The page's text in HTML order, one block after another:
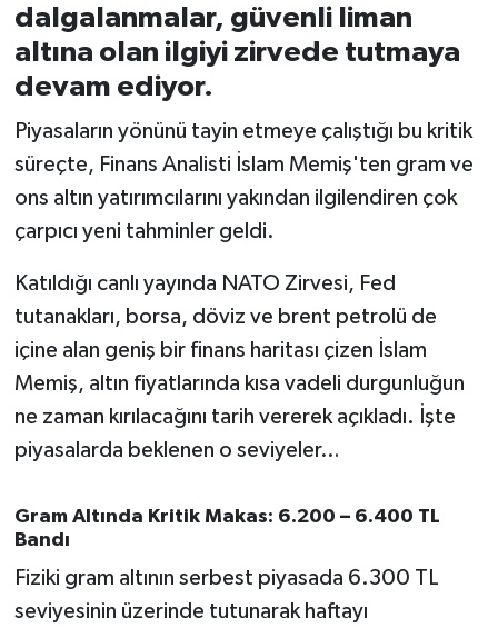
dalgalanmalar, güvenli liman
altına olan ilgiyi zirvede tutmaya
devam ediyor.
Piyasaların yönünü tayin etmeye çalıştığı bu kritik
süreçte, Finans Analisti İslam Memiş'ten gram ve
ons altın yatırımcılarını yakından ilgilendiren çok
çarpıcı yeni tahminler geldi.
Katıldığı canlı yayında NATO Zirvesi, Fed
tutanakları, borsa, döviz ve brent petrolü de
içine alan geniş bir finans haritası çizen İslam
Memiş, altın fiyatlarında kısa vadeli durgunluğun
ne zaman kırılacağını tarih vererek açıkladı. İşte
piyasalarda beklenen o seviyeler…
Gram Altında Kritik Makas: 6.200 – 6.400 TL
Bandı
Fiziki gram altının serbest piyasada 6.300 TL
seviyesinin üzerinde tutunarak haftayı
KENT GÜNDEMİ
KÜLTÜR-SANAT
MAGAZİN
MANŞET
Manyas
OLAY
OTOMOTİV
SAĞLIK
Savaştepe